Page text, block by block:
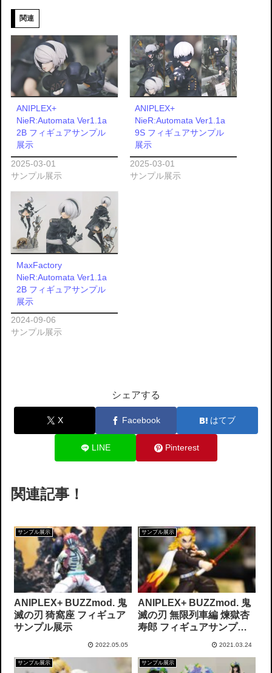
関連
ANIPLEX+
NieR:Automata Ver1.1a
2B フィギュアサンプル
展示
2025-03-01
サンプル展示
ANIPLEX+
NieR:Automata Ver1.1a
9S フィギュアサンプル
展示
2025-03-01
サンプル展示
MaxFactory
NieR:Automata Ver1.1a
2B フィギュアサンプル
展示
2024-09-06
サンプル展示
シェアする
X Facebook はてブ
LINE Pinterest
関連記事！
サンプル展示
ANIPLEX+ BUZZmod. 鬼
滅の刃 猗窩座 フィギュア
サンプル展示
2022.05.05
サンプル展示
ANIPLEX+ BUZZmod. 鬼
滅の刃 無限列車編 煉獄杏
寿郎 フィギュアサンプル
2021.03.24
サンプル展示 サンプル展示